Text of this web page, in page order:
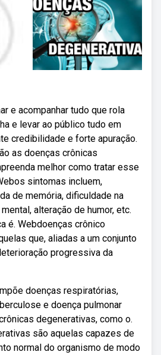
e acompanhar tudo que rola
e levar ao público tudo em
credibilidade e forte apuração.
as doenças crônicas
melhor como tratar esse
sintomas incluem,
de memória, dificuldade na
alteração de humor, etc.
é. Webdoenças crônico
que, aliadas a um conjunto
progressiva da
doenças respiratórias,
e doença pulmonar
degenerativas, como o.
são aquelas capazes de
normal do organismo de modo